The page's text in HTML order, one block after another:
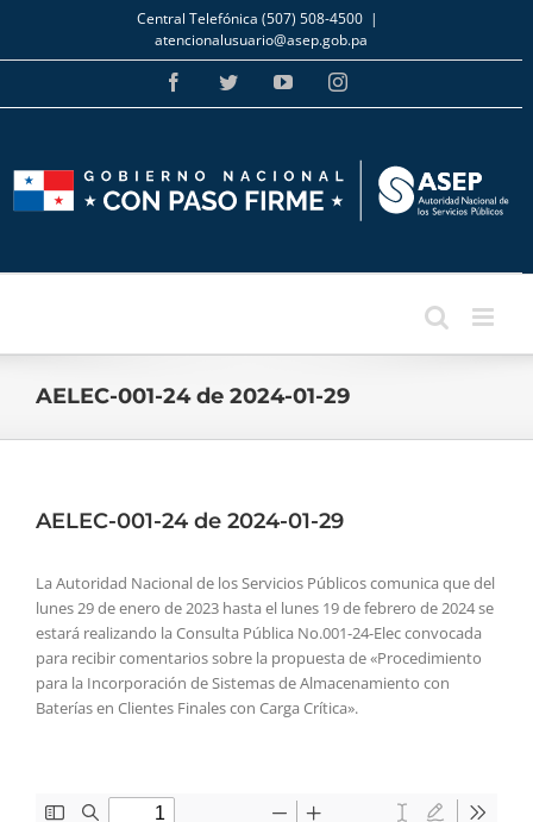
Skip
to
content
Central Telefónica (507) 508-4500 |
atencionalusuario@asep.gob.pa
FacebookTwitterYouTubeInstagram
AELEC-001-24 de 2024-01-29
AELEC-001-24 de 2024-01-29
La Autoridad Nacional de los Servicios Públicos comunica que del
lunes 29 de enero de 2023 hasta el lunes 19 de febrero de 2024 se
estará realizando la Consulta Pública No.001-24-Elec convocada
para recibir comentarios sobre la propuesta de «Procedimiento
para la Incorporación de Sistemas de Almacenamiento con
Baterías en Clientes Finales con Carga Crítica».